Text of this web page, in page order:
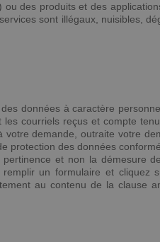
des produits et des
sont illégaux, nuisibles,
données à caractère
courriels reçus et compte
demande, outraite votre
des données
et non la démesure
un formulaire et cliquez
au contenu de la clause